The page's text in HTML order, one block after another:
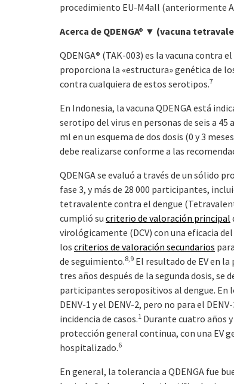
procedimiento EU-M4all (anteriormente
Acerca de QDENGA® ▼ (vacuna
QDENGA® (TAK-003) es la vacuna contra
proporciona la «estructura» genética de
contra cualquiera de estos serotipos.7
En Indonesia, la vacuna QDENGA está
serotipo del virus en personas de seis a 45
ml en un esquema de dos dosis (0 y 3
debe realizarse conforme a las
QDENGA se evaluó a través de un sólido
fase 3, y más de 28 000 participantes,
tetravalente contra el dengue
cumplió su criterio de valoración principal
virológicamente (DCV) con una eficacia
los criterios de valoración secundarios
de seguimiento.8,9 El resultado de EV en
tres años después de la segunda dosis,
participantes seropositivos al dengue. En
DENV-1 y el DENV-2, pero no para el
incidencia de casos.1 Durante cuatro años
protección general continua, con una EV
hospitalizado.6
En general, la tolerancia a QDENGA fue